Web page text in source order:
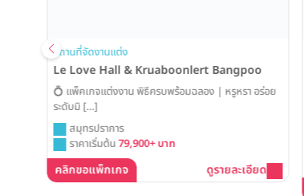
สถานที่จัดงานแต่ง
Le Love Hall & Kruaboonlert Bangpoo
💍 แพ็คเกจแต่งงาน พิธีครบพร้อมฉลอง | หรูหรา อร่อย
ระดับมิ […]
สมุทรปราการ
ราคาเริ่มต้น79,900+ บาท
คลิกขอแพ็กเกจ ดูรายละเอียด